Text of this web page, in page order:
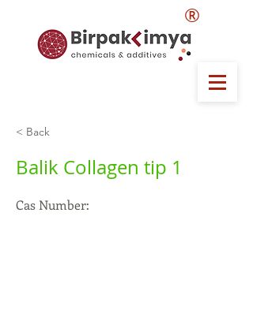
®
< Back
Balik Collagen tip 1
Cas Number: